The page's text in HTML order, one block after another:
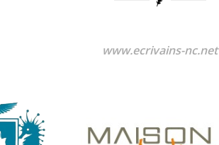
www.ecrivains-nc.net